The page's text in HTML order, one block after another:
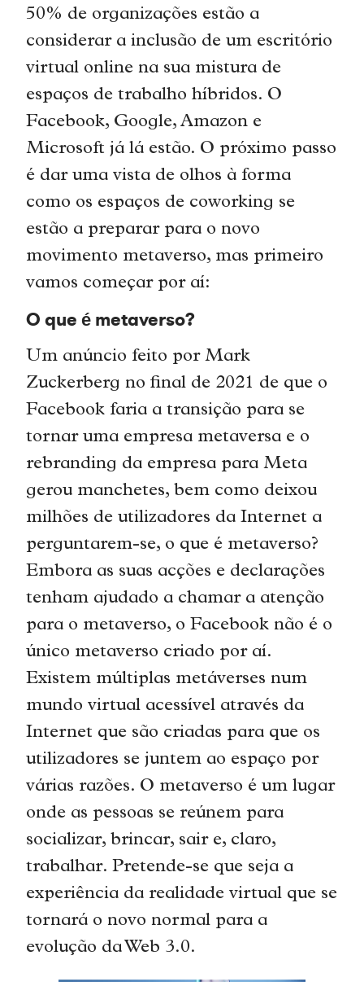
50% de organizações estão a
considerar a inclusão de um escritório
virtual online na sua mistura de
espaços de trabalho híbridos. O
Facebook, Google, Amazon e
Microsoft já lá estão. O próximo passo
é dar uma vista de olhos à forma
como os espaços de coworking se
estão a preparar para o novo
movimento metaverso, mas primeiro
vamos começar por aí:
O que é metaverso?
Um anúncio feito por Mark
Zuckerberg no final de 2021 de que o
Facebook faria a transição para se
tornar uma empresa metaversa e o
rebranding da empresa para Meta
gerou manchetes, bem como deixou
milhões de utilizadores da Internet a
perguntarem-se, o que é metaverso?
Embora as suas acções e declarações
tenham ajudado a chamar a atenção
para o metaverso, o Facebook não é o
único metaverso criado por aí.
Existem múltiplas metáverses num
mundo virtual acessível através da
Internet que são criadas para que os
utilizadores se juntem ao espaço por
várias razões. O metaverso é um lugar
onde as pessoas se reúnem para
socializar, brincar, sair e, claro,
trabalhar. Pretende-se que seja a
experiência da realidade virtual que se
tornará o novo normal para a
evolução da Web 3.0.